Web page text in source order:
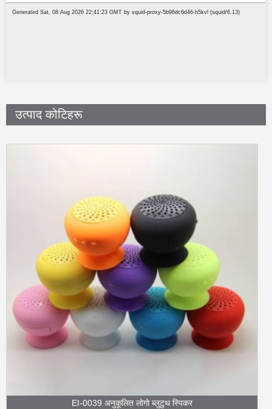
उत्पाद कोटिहरू
EI-0039 अनुकूलित लोगो ब्लुटुथ स्पिकर